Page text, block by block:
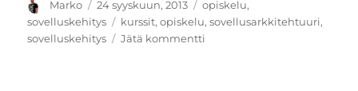
Kirjoittaja
Marko Julkaistu
24 syyskuun, 2013 Kategoriat
opiskelu,
sovelluskehitys
Avainsanat
kurssit,opiskelu,sovellusarkkitehtuuri,
sovelluskehitys
Jätä kommentti